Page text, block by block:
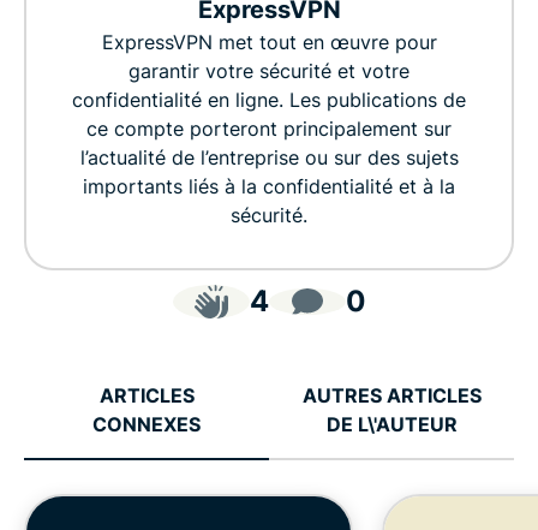
ExpressVPN
ExpressVPN met tout en œuvre pour
garantir votre sécurité et votre
confidentialité en ligne. Les publications de
ce compte porteront principalement sur
l’actualité de l’entreprise ou sur des sujets
importants liés à la confidentialité et à la
sécurité.
4 0
ARTICLES
CONNEXES
AUTRES ARTICLES
DE L\'AUTEUR